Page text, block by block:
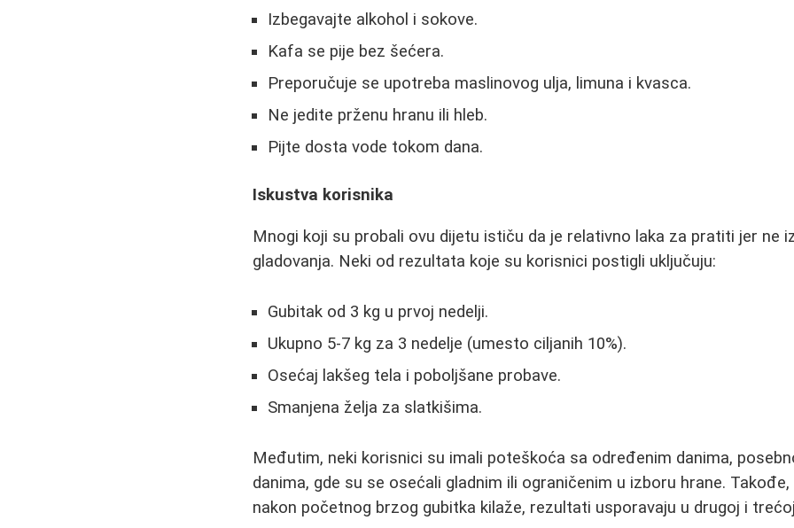
Izbegavajte alkohol i sokove.
Kafa se pije bez šećera.
Preporučuje se upotreba maslinovog ulja, limuna i kvasca.
Ne jedite prženu hranu ili hleb.
Pijte dosta vode tokom dana.
Iskustva korisnika
Mnogi koji su probali ovu dijetu ističu da je relativno laka za pratiti jer ne
gladovanja. Neki od rezultata koje su korisnici postigli uključuju:
Gubitak od 3 kg u prvoj nedelji.
Ukupno 5-7 kg za 3 nedelje (umesto ciljanih 10%).
Osećaj lakšeg tela i poboljšane probave.
Smanjena želja za slatkišima.
Međutim, neki korisnici su imali poteškoća sa određenim danima,
danima, gde su se osećali gladnim ili ograničenim u izboru hrane.
nakon početnog brzog gubitka kilaže, rezultati usporavaju u drugoj i